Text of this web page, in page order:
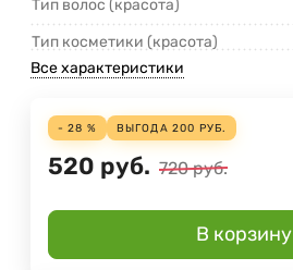
Тип волос (красота)
Тип косметики (красота)
Все характеристики
- 28 % ВЫГОДА 200 РУБ.
520 руб. 720 руб.
В корзину